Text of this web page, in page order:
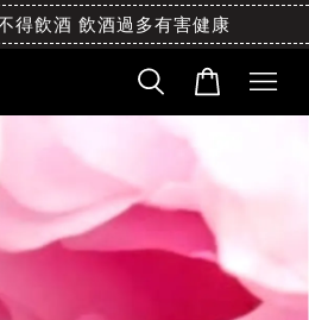
得飲酒 飲酒過多有害健康